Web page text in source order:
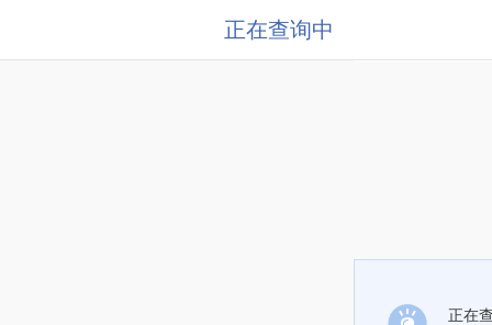
正在查询中
正在